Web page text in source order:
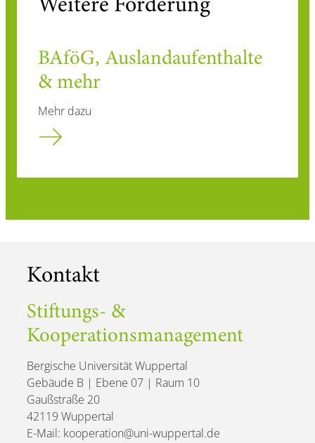
Weitere Förderung
BAföG, Auslandaufenthalte
& mehr
Mehr dazu
Kontakt
Stiftungs- &
Kooperationsmanagement
Bergische Universität Wuppertal
Gebäude B | Ebene 07 | Raum 10
Gaußstraße 20
42119 Wuppertal
E-Mail: kooperation@uni-wuppertal.de